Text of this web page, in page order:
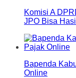
Komisi A
JPO Bisa
Bapenda
Online